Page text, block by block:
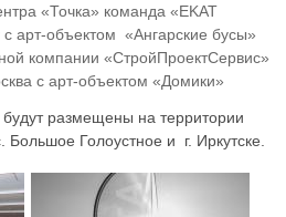
«Точка» команда «EKAT
с арт-объектом «Ангарские бусы»
компании «СтройПроектСервис»
с арт-объектом «Домики»
размещены на территории
Большое Голоустное и г. Иркутске.